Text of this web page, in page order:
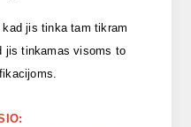
jis tinka tam tikram
jis tinkamas visoms to